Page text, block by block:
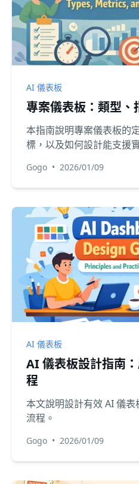
AI 儀表板
專案儀表板：類型、
本指南說明專案儀表板的
標，以及如何設計能支援
Gogo • 2026/01/09
AI 儀表板
AI 儀表板設計指南
程
本文說明設計有效 AI 儀
流程。
Gogo • 2026/01/09